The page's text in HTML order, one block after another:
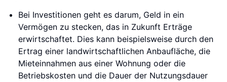
Bei Investitionen geht es darum, Geld in ein
Vermögen zu stecken, das in Zukunft Erträge
erwirtschaftet. Dies kann beispielsweise durch den
Ertrag einer landwirtschaftlichen Anbaufläche, die
Mieteinnahmen aus einer Wohnung oder die
Betriebskosten und die Dauer der Nutzungsdauer